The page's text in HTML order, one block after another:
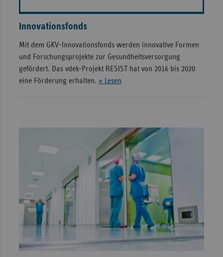
Innovationsfonds
Mit dem GKV-Innovationsfonds werden innovative Formen
und Forschungsprojekte zur Gesundheitsversorgung
gefördert. Das vdek-Projekt RESIST hat von 2016 bis 2020
eine Förderung erhalten. » Lesen